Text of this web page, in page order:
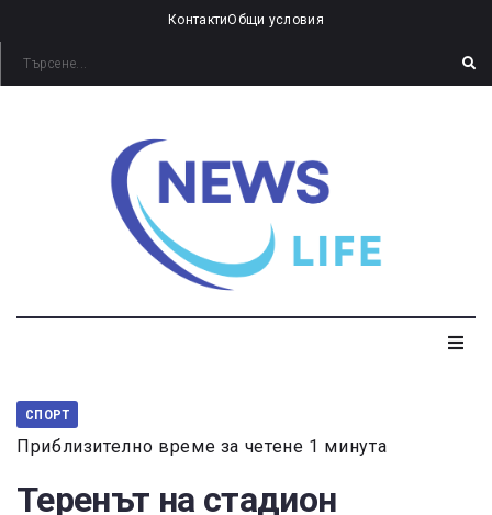
КонтактиОбщи условия
СПОРТ
Приблизително време за четене 1 минута
Теренът на стадион